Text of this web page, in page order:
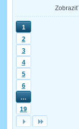
Zobraziť
1
2
3
4
5
6
…
19